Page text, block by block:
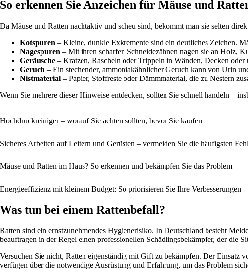
So erkennen Sie Anzeichen für Mäuse und
Da Mäuse und Ratten nachtaktiv und scheu sind, bekommt man sie selten
Kotspuren – Kleine, dunkle Exkremente sind ein deutliches Zeichen.
Nagespuren – Mit ihren scharfen Schneidezähnen nagen sie an Holz,
Geräusche – Kratzen, Rascheln oder Trippeln in Wänden, Decken
Geruch – Ein stechender, ammoniakähnlicher Geruch kann von Urin
Nistmaterial – Papier, Stoffreste oder Dämmmaterial, die zu Nestern
Wenn Sie mehrere dieser Hinweise entdecken, sollten Sie schnell handeln –
Hochdruckreiniger – worauf Sie achten sollten, bevor Sie kaufen
Sicheres Arbeiten auf Leitern und Gerüsten – vermeiden Sie die häufigsten
Mäuse und Ratten im Haus? So erkennen und bekämpfen Sie das Problem
Energieeffizienz mit kleinem Budget: So priorisieren Sie Ihre Verbesserungen
Was tun bei einem Rattenbefall?
Ratten sind ein ernstzunehmendes Hygienerisiko. In Deutschland besteht
beauftragen in der Regel einen professionellen Schädlingsbekämpfer, der die
Versuchen Sie nicht, Ratten eigenständig mit Gift zu bekämpfen. Der Einsatz
verfügen über die notwendige Ausrüstung und Erfahrung, um das Problem